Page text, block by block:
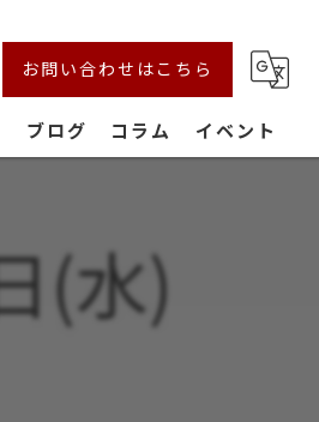
お問い合わせはこちら
ブログ コラム イベント